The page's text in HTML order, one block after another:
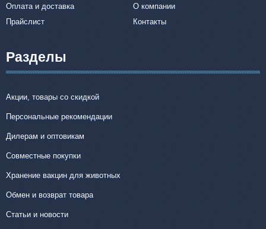
Оплата и доставка
О компании
Прайслист
Контакты
Разделы
Акции, товары со скидкой
Персональные рекомендации
Дилерам и оптовикам
Совместные покупки
Хранение вакцин для животных
Обмен и возврат товара
Статьи и новости